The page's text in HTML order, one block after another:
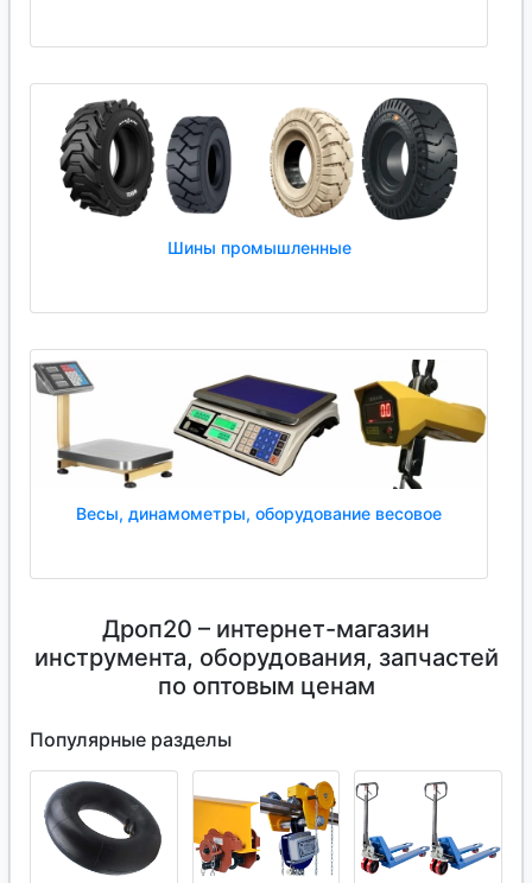
Шины промышленные
Весы, динамометры, оборудование весовое
Дроп20 – интернет-магазин
инструмента, оборудования, запчастей
по оптовым ценам
Популярные разделы